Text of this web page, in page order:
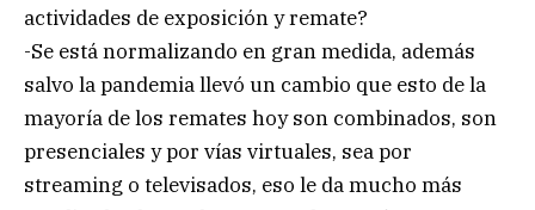
actividades de exposición y remate?
-Se está normalizando en gran medida, además
salvo la pandemia llevó un cambio que esto de la
mayoría de los remates hoy son combinados, son
presenciales y por vías virtuales, sea por
streaming o televisados, eso le da mucho más